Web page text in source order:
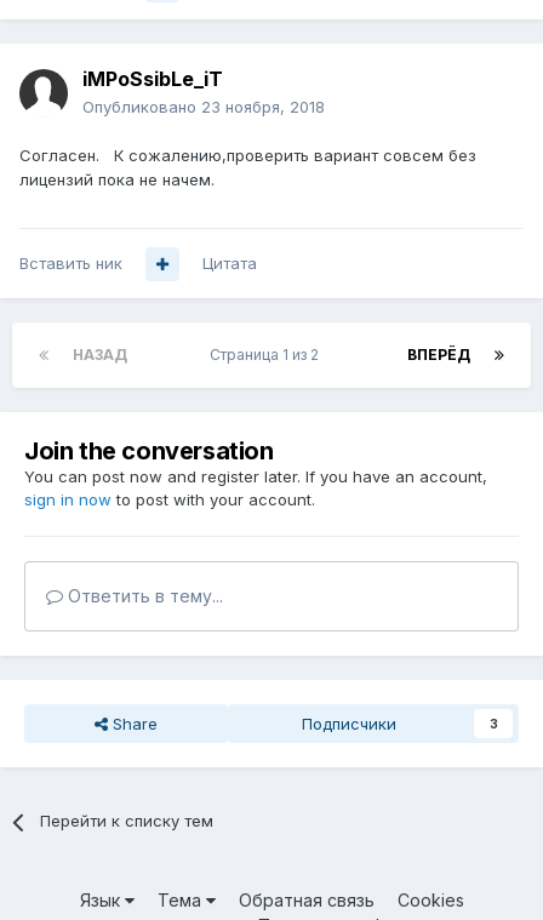
---------------------------------------------------------------
-----------------
license missing
LAN_ENTERPRISE_SERVICES_PKG Yes - In use Never
**** WARNING: License file(s) missing. ****
iMPoSsibLe_iT
Опубликовано 23 ноября, 2018
Согласен. К сожалению,проверить вариант совсем без
лицензий пока не начем.
Вставить ник Цитата
НАЗАД ВПЕРЁД
Страница 1 из 2
Join the conversation
You can post now and register later. If you have an account,
sign in now to post with your account.
Ответить в тему...
Share Подписчики 3
Перейти к списку тем
Язык Тема Обратная связь
Cookies